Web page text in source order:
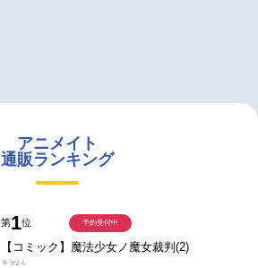
アニメイト
通販ランキング
第1位
【コミック】魔法少女ノ魔女裁判(2)
￥924
予約受付中